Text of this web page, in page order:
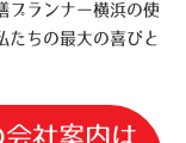
プランナー横浜の使
たちの最大の喜びと
社案内は